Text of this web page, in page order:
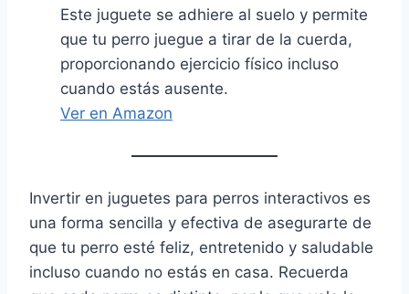
Este juguete se adhiere al suelo y permite
que tu perro juegue a tirar de la cuerda,
proporcionando ejercicio físico incluso
cuando estás ausente.
Ver en Amazon
Invertir en juguetes para perros interactivos es
una forma sencilla y efectiva de asegurarte de
que tu perro esté feliz, entretenido y saludable
incluso cuando no estás en casa. Recuerda